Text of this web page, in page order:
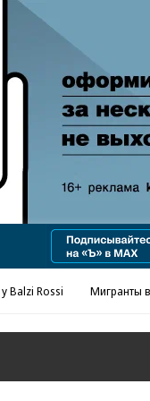
ad
Balzi Rossi Мигранты